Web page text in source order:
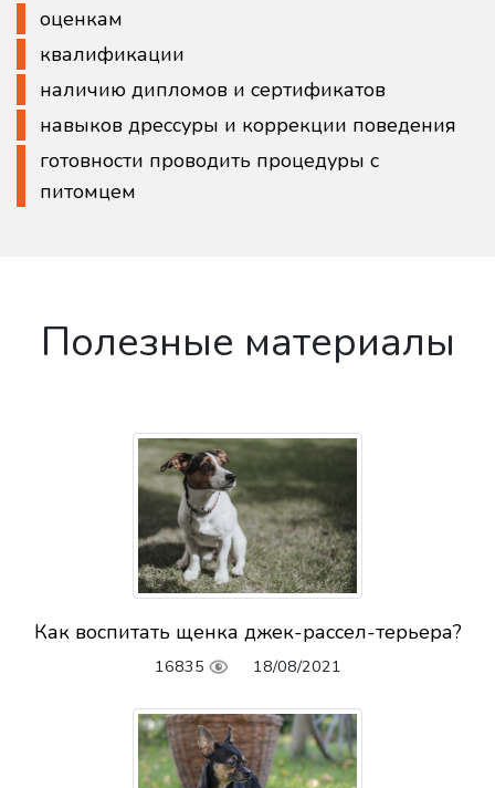
оценкам
квалификации
наличию дипломов и сертификатов
навыков дрессуры и коррекции поведения
готовности проводить процедуры с
питомцем
Полезные материалы
Как воспитать щенка джек-рассел-терьера?
16835 18/08/2021